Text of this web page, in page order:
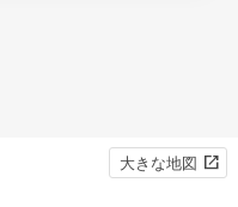
大きな地図